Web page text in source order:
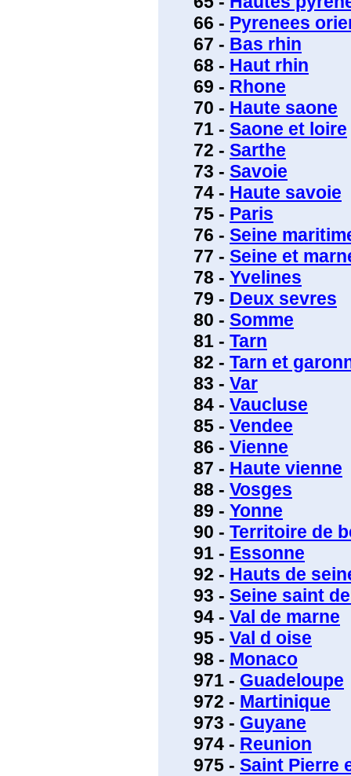
66 - Pyrenees
67 - Bas rhin
68 - Haut rhin
69 - Rhone
70 - Haute saone
71 - Saone et loire
72 - Sarthe
73 - Savoie
74 - Haute savoie
75 - Paris
76 - Seine
77 - Seine et
78 - Yvelines
79 - Deux sevres
80 - Somme
81 - Tarn
82 - Tarn et
83 - Var
84 - Vaucluse
85 - Vendee
86 - Vienne
87 - Haute vienne
88 - Vosges
89 - Yonne
90 - Territoire de
91 - Essonne
92 - Hauts de
93 - Seine saint
94 - Val de marne
95 - Val d oise
98 - Monaco
971 - Guadeloupe
972 - Martinique
973 - Guyane
974 - Reunion
975 - Saint Pierre